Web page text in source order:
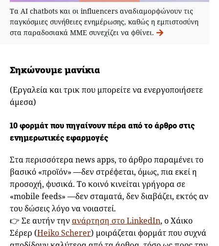
Τα ΑΙ chatbots και οι influencers αναδιαμορφώνουν τις
παγκόσμιες συνήθειες ενημέρωσης, καθώς η εμπιστοσύνη
στα παραδοσιακά ΜΜΕ συνεχίζει να φθίνει.
Σηκώνουμε μανίκια
(Εργαλεία και τρικ που μπορείτε να ενεργοποιήσετε
άμεσα)
10 φορμάτ που πηγαίνουν πέρα από το άρθρο στις
ενημερωτικές εφαρμογές
Στα περισσότερα news apps, το άρθρο παραμένει το
βασικό «προϊόν» —δεν στρέφεται, όμως, πια εκεί η
προσοχή, φυσικά. Το κοινό κινείται γρήγορα σε
«mobile feeds» —δεν σταματά, δεν διαβάζει, εκτός αν
του δώσεις λόγο να νοιαστεί.
👉 Σε αυτήν τηνανάρτηση στο LinkedIn, ο Χάικο
Σέρερ (Heiko Scherer) μοιράζεται φορμάτ που συχνά